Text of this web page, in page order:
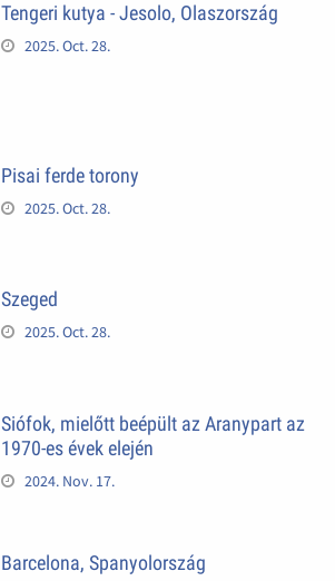
Tengeri kutya - Jesolo, Olaszország
2025. Oct. 28.
Pisai ferde torony
2025. Oct. 28.
Szeged
2025. Oct. 28.
Siófok, mielőtt beépült az Aranypart az
1970-es évek elején
2024. Nov. 17.
Barcelona, Spanyolország